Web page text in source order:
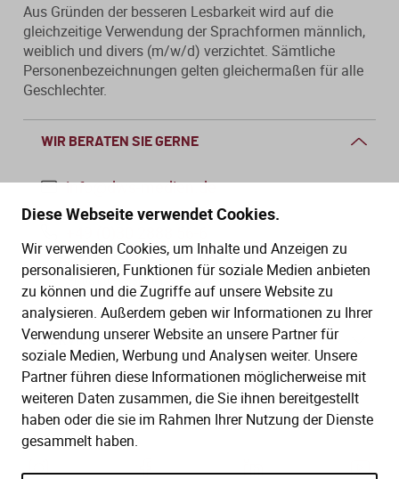
Diese Webseite verwendet Cookies.
Wir verwenden Cookies, um Inhalte und Anzeigen zu
personalisieren, Funktionen für soziale Medien anbieten
zu können und die Zugriffe auf unsere Website zu
analysieren. Außerdem geben wir Informationen zu Ihrer
Verwendung unserer Website an unsere Partner für
soziale Medien, Werbung und Analysen weiter. Unsere
Partner führen diese Informationen möglicherweise mit
weiteren Daten zusammen, die Sie ihnen bereitgestellt
haben oder die sie im Rahmen Ihrer Nutzung der Dienste
gesammelt haben.
WIR BERATEN SIE GERNE
info@dws-medien.de
Mo.–Do. 08:00–16:00 Uhr
Fr. 08:00–13:30 Uhr
SERVICE
Hilfe (FAQ)
Gesetze
Kontakt
KAUF UND BESTELLUNG
Versand und Lieferung
Aus Gründen der besseren Lesbarkeit wird auf die
gleichzeitige Verwendung der Sprachformen männlich,
weiblich und divers (m/w/d) verzichtet. Sämtliche
Personenbezeichnungen gelten gleichermaßen für alle
Geschlechter.